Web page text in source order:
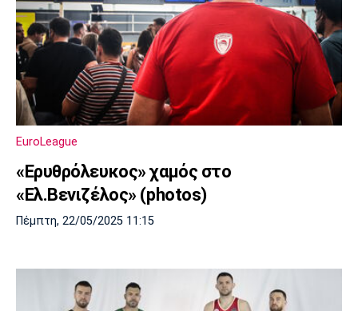
EuroLeague
«Ερυθρόλευκος» χαμός στο
«Ελ.Βενιζέλος» (photos)
Πέμπτη, 22/05/2025 11:15